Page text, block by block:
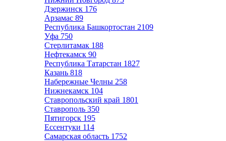
Дзержинск 176
Арзамас 89
Республика Башкортостан 2109
Уфа 750
Стерлитамак 188
Нефтекамск 90
Республика Татарстан 1827
Казань 818
Набережные Челны 258
Нижнекамск 104
Ставропольский край 1801
Ставрополь 350
Пятигорск 195
Ессентуки 114
Самарская область 1752